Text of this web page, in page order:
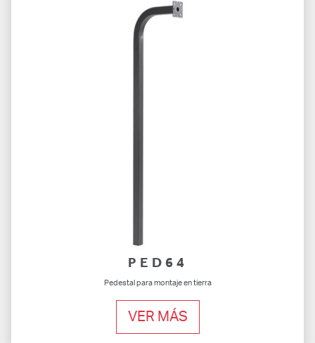
PED64
Pedestal para montaje en tierra
VER MÁS